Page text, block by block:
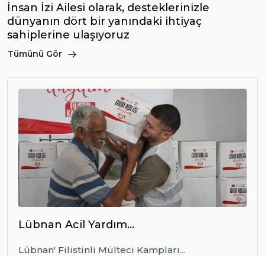
İnsan İzi Ailesi olarak, desteklerinizle
dünyanın dört bir yanındaki ihtiyaç
sahiplerine ulaşıyoruz
Tümünü Gör
Lübnan Acil Yardım...
Lübnan' Filistinli Mülteci Kampları...